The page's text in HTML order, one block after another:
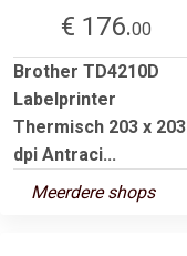
€ 176.00
Brother TD4210D
Labelprinter
Thermisch 203 x 203
dpi Antraci...
Meerdere shops